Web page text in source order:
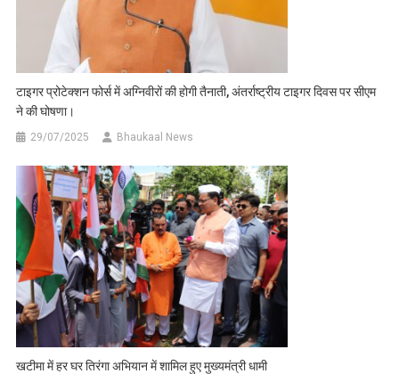
टाइगर प्रोटेक्शन फोर्स में अग्निवीरों की होगी तैनाती, अंतर्राष्ट्रीय टाइगर दिवस पर सीएम
ने की घोषणा।
29/07/2025 Bhaukaal News
खटीमा में हर घर तिरंगा अभियान में शामिल हुए मुख्यमंत्री धामी